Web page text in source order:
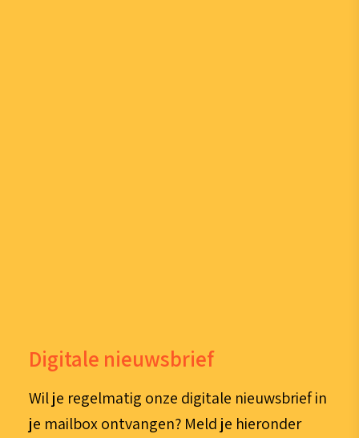
Digitale nieuwsbrief
Wil je regelmatig onze digitale nieuwsbrief in
je mailbox ontvangen? Meld je hieronder